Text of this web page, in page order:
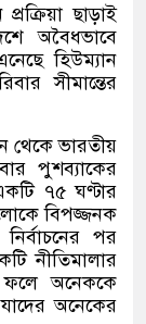
ছাড়াই
অবৈধভাবে
হিউম্যান
সীমান্তের
থেকে ভারতীয়
পুশব্যাকের
৭৫ ঘণ্টার
বিপজ্জনক
পর
নীতিমালার
ফলে অনেককে
যাদের অনেকের